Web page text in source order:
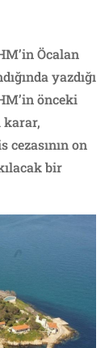
Öcalan
yazdığı
önceki
karar,
cezasının on
bir